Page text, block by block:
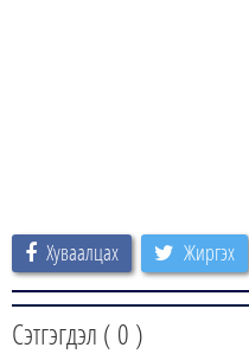
Хуваалцах Жиргэх
Сэтгэгдэл ( 0 )